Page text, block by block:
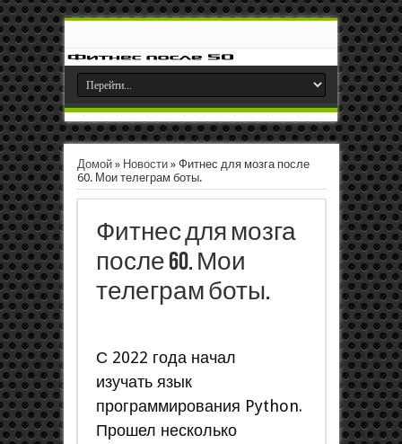
Домой» Новости» Фитнес для мозга после
60. Мои телеграм боты.
Фитнес для мозга
после 60. Мои
телеграм боты.
С 2022 года начал
изучать язык
программирования Python.
Прошел несколько